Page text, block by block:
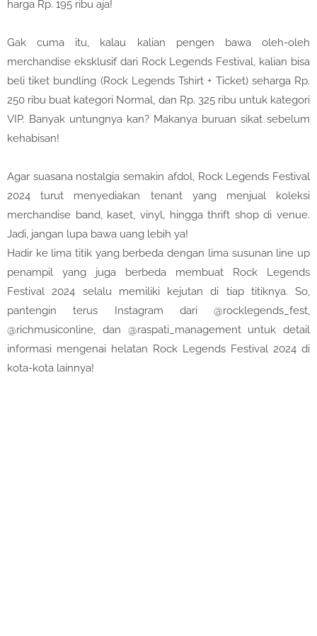
harga Rp. 195 ribu aja!
Gak cuma itu, kalau kalian pengen bawa oleh-oleh
merchandise eksklusif dari Rock Legends Festival, kalian bisa
beli tiket bundling (Rock Legends Tshirt + Ticket) seharga Rp.
250 ribu buat kategori Normal, dan Rp. 325 ribu untuk kategori
VIP. Banyak untungnya kan? Makanya buruan sikat sebelum
kehabisan!
Agar suasana nostalgia semakin afdol, Rock Legends Festival
2024 turut menyediakan tenant yang menjual koleksi
merchandise band, kaset, vinyl, hingga thrift shop di venue.
Jadi, jangan lupa bawa uang lebih ya!
Hadir ke lima titik yang berbeda dengan lima susunan line up
penampil yang juga berbeda membuat Rock Legends
Festival 2024 selalu memiliki kejutan di tiap titiknya. So,
pantengin terus Instagram dari @rocklegends_fest,
@richmusiconline, dan @raspati_management untuk detail
informasi mengenai helatan Rock Legends Festival 2024 di
kota-kota lainnya!